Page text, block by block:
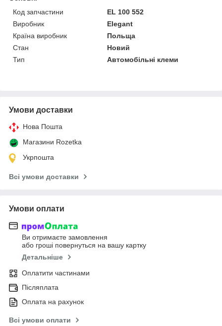
Код запчастини
EL 100 552
Виробник
Elegant
Країна виробник
Польща
Стан
Новий
Тип
Автомобільні клеми
Умови доставки
Нова Пошта
Магазини Rozetka
Укрпошта
Всі умови доставки
Умови оплати
Ви отримаєте замовлення
або гроші повернуться на вашу картку
Детальніше
Оплатити частинами
Післяплата
Оплата на рахунок
Всі умови оплати